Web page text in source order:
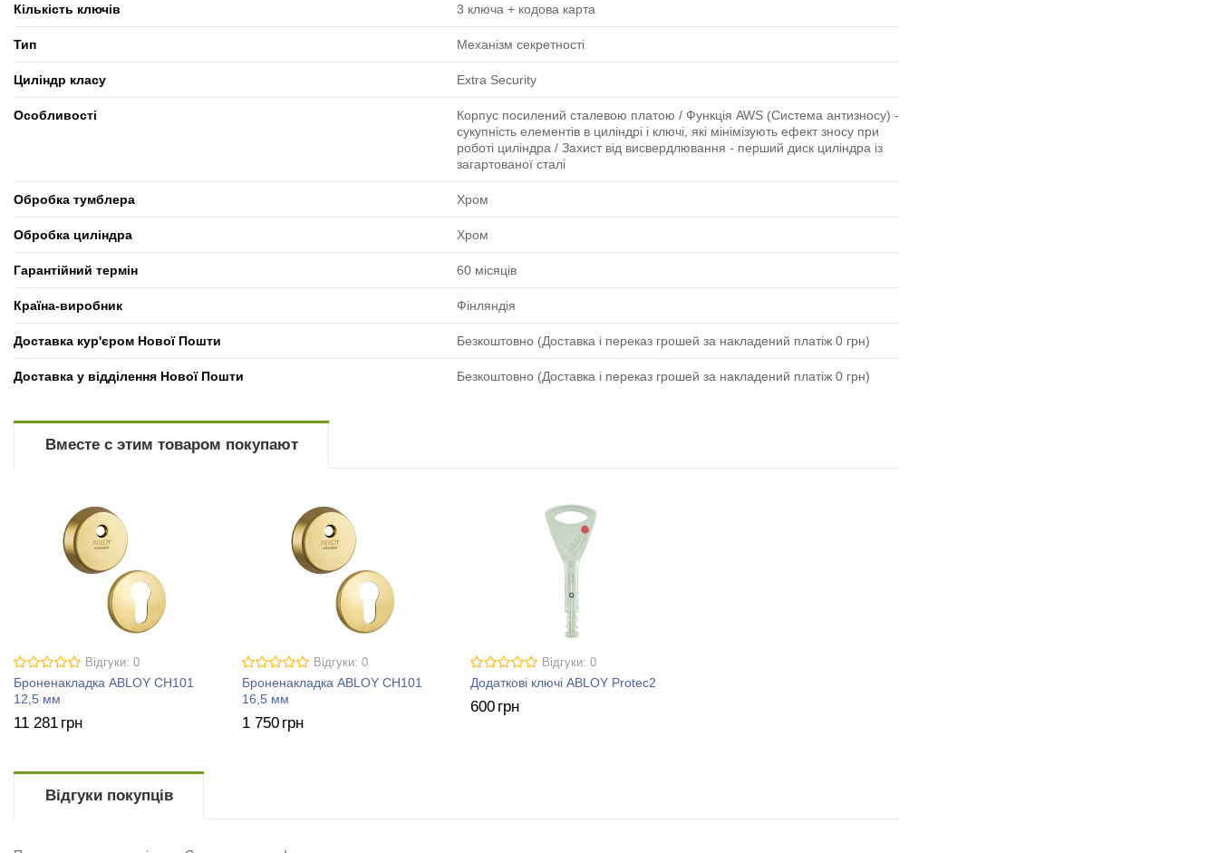
Кількість ключів 3 ключа + кодова карта
Тип Механізм секретності
Циліндр класу Extra Security
Особливості
Корпус посилений сталевою платою / Функція AWS (Система антизносу) -
сукупність елементів в циліндрі і ключі, які мінімізують ефект зносу при
роботі циліндра / Захист від висвердлювання - перший диск циліндра із
загартованої сталі
Обробка тумблера Хром
Обробка циліндра Хром
Гарантійний термін 60 місяців
Країна-виробник Фінляндія
Доставка кур'єром Нової Пошти Безкоштовно (Доставка і переказ грошей за накладений платіж 0 грн)
Доставка у відділення Нової Пошти Безкоштовно (Доставка і переказ грошей за накладений платіж 0 грн)
Вместе с этим товаром покупают
Відгуки: 0
Броненакладка ABLOY CH101
12,5 мм
11 281 грн
Відгуки: 0
Броненакладка ABLOY CH101
16,5 мм
1 750 грн
Відгуки: 0
Додаткові ключі ABLOY Protec2
600 грн
Відгуки покупців